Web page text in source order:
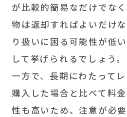
が比較的簡易なだけでな
物は返却すればよいだけ
り扱いに困る可能性が低
して挙げられるでしょう。
一方で、長期にわたって
購入した場合と比べて料
性も高いため、注意が必要